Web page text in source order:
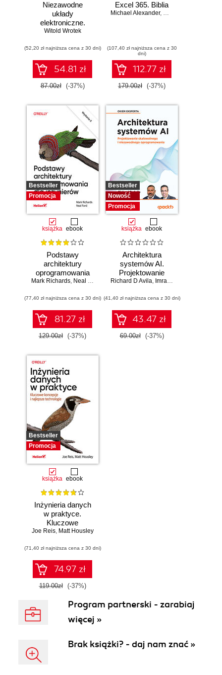
Niezawodne
układy
elektroniczne.
Podręcznik
Witold Wrotek
(52,20 zł najniższa cena z 30 dni)
54.81 zł
87.00zł (-37%)
Excel 365. Biblia
Michael Alexander, Dick Kusleika
(107,40 zł najniższa cena z 30
dni)
112.77 zł
179.00zł (-37%)
Bestseller
Promocja
książka ebook
Podstawy
architektury
oprogramowania
dla inżynierów.
Mark Richards, Neal Ford
(77,40 zł najniższa cena z 30 dni)
81.27 zł
129.00zł (-37%)
Bestseller
Nowość
Promocja
książka ebook
Architektura
systemów AI.
Projektowanie
skalowalnego i
oprogramowania
Richard D Avila, Imran Ahmad
(41,40 zł najniższa cena z 30 dni)
43.47 zł
69.00zł (-37%)
Bestseller
Promocja
książka ebook
Inżynieria danych
w praktyce.
Kluczowe
koncepcje i
technologie
Joe Reis, Matt Housley
(71,40 zł najniższa cena z 30 dni)
74.97 zł
119.00zł (-37%)
Program partnerski - zarabiaj
więcej »
Brak książki? - daj nam znać »